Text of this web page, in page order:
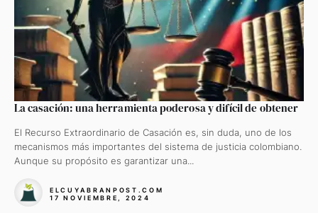
La casación: una herramienta poderosa y difícil de obtener
El Recurso Extraordinario de Casación es, sin duda, uno de los
mecanismos más importantes del sistema de justicia colombiano.
Aunque su propósito es garantizar una...
ELCUYABRANPOST.COM
17 NOVIEMBRE, 2024